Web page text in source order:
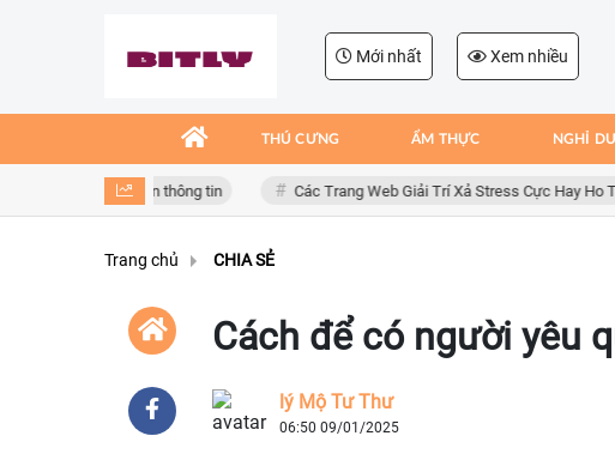
Mới nhất Xem nhiều
THÚ CƯNG ẨM THỰC NGHỈ
cơ mất an toàn thông tin Các Trang Web Giải Trí Xả Stress Cực Hay Ho Trên
Trang chủ CHIA SẺ
Cách để có người yêu
lý Mộ Tư Thư
06:50 09/01/2025